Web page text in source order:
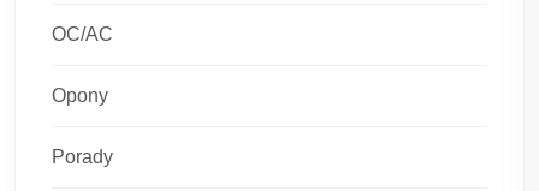
OC/AC
Opony
Porady